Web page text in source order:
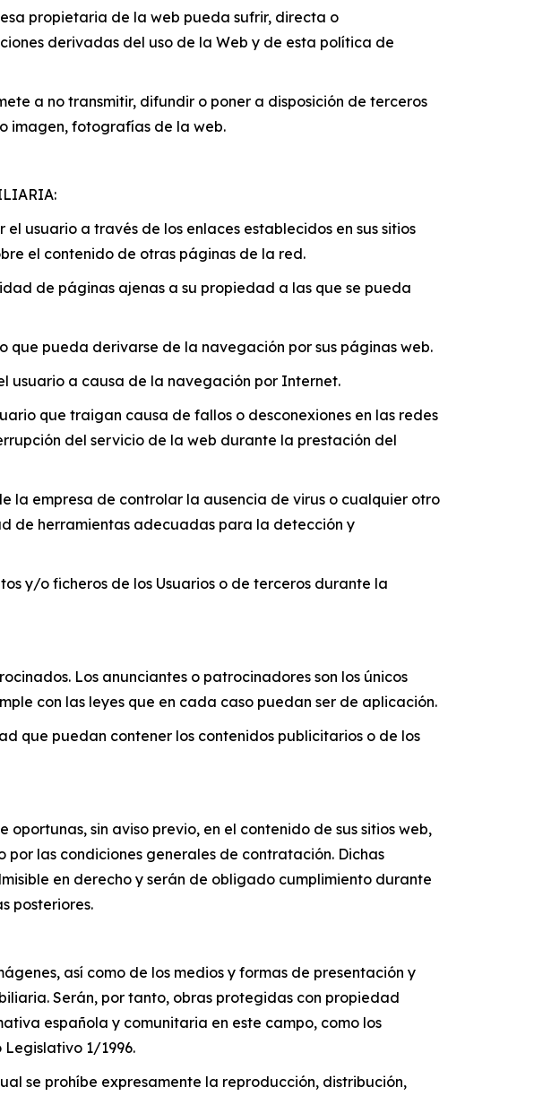
propietaria de la web pueda sufrir, directa o
derivadas del uso de la Web y de esta política de
a no transmitir, difundir o poner a disposición de terceros
imagen, fotografías de la web.
usuario a través de los enlaces establecidos en sus sitios
el contenido de otras páginas de la red.
de páginas ajenas a su propiedad a las que se pueda
pueda derivarse de la navegación por sus páginas web.
usuario a causa de la navegación por Internet.
que traigan causa de fallos o desconexiones en las redes
del servicio de la web durante la prestación del
la empresa de controlar la ausencia de virus o cualquier otro
de herramientas adecuadas para la detección y
y/o ficheros de los Usuarios o de terceros durante la
Los anunciantes o patrocinadores son los únicos
con las leyes que en cada caso puedan ser de aplicación.
que puedan contener los contenidos publicitarios o de los
sin aviso previo, en el contenido de sus sitios web,
por las condiciones generales de contratación. Dichas
en derecho y serán de obligado cumplimiento durante
posteriores.
así como de los medios y formas de presentación y
Serán, por tanto, obras protegidas con propiedad
española y comunitaria en este campo, como los
1/1996.
se prohíbe expresamente la reproducción, distribución,